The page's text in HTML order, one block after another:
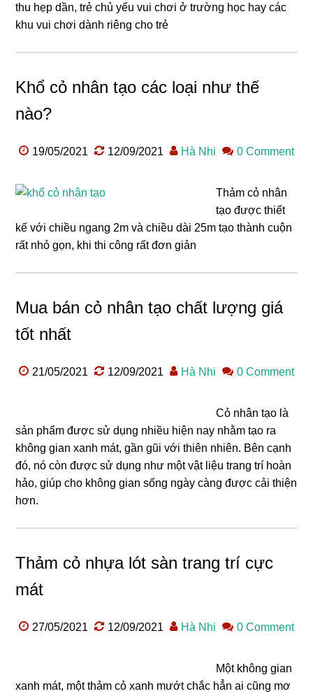
thu hẹp dần, trẻ chủ yếu vui chơi ở trường học hay các
khu vui chơi dành riêng cho trẻ
Khổ cỏ nhân tạo các loại như thế
nào?
19/05/2021 12/09/2021 Hà Nhi 0 Comment
Thảm cỏ nhân
tạo được thiết
kế với chiều ngang 2m và chiều dài 25m tạo thành cuộn
rất nhỏ gọn, khi thi công rất đơn giản
Mua bán cỏ nhân tạo chất lượng giá
tốt nhất
21/05/2021 12/09/2021 Hà Nhi 0 Comment
Cỏ nhân tạo là
sản phẩm được sử dụng nhiều hiện nay nhằm tạo ra
không gian xanh mát, gần gũi với thiên nhiên. Bên cạnh
đó, nó còn được sử dụng như một vật liệu trang trí hoàn
hảo, giúp cho không gian sống ngày càng được cải thiện
hơn.
Thảm cỏ nhựa lót sàn trang trí cực
mát
27/05/2021 12/09/2021 Hà Nhi 0 Comment
Một không gian
xanh mát, một thảm cỏ xanh mướt chắc hẳn ai cũng mơ